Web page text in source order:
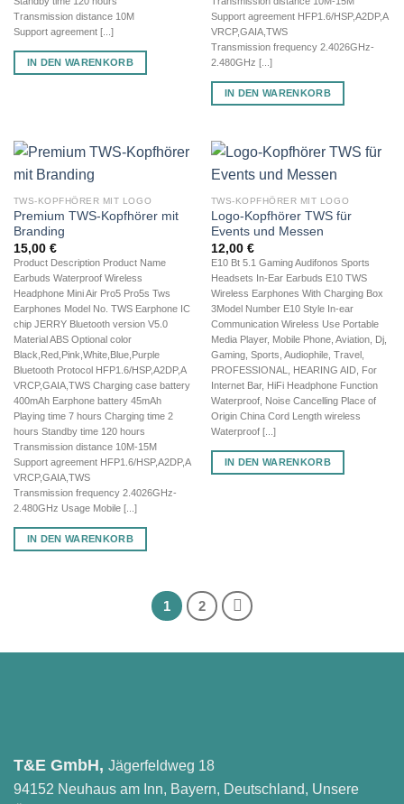
Transmission distance 10M
Support agreement [...]
IN DEN WARENKORB
Support agreement HFP1.6/HSP,A2DP,A
VRCP,GAIA,TWS
Transmission frequency 2.4026GHz-
2.480GHz [...]
IN DEN WARENKORB
TWS-KOPFHÖRER MIT LOGO
Premium TWS-Kopfhörer mit
Branding
15,00 €
Product Description Product Name
Earbuds Waterproof Wireless
Headphone Mini Air Pro5 Pro5s Tws
Earphones Model No. TWS Earphone IC
chip JERRY Bluetooth version V5.0
Material ABS Optional color
Black,Red,Pink,White,Blue,Purple
Bluetooth Protocol HFP1.6/HSP,A2DP,A
VRCP,GAIA,TWS Charging case battery
400mAh Earphone battery 45mAh
Playing time 7 hours Charging time 2
hours Standby time 120 hours
Transmission distance 10M-15M
Support agreement HFP1.6/HSP,A2DP,A
VRCP,GAIA,TWS
Transmission frequency 2.4026GHz-
2.480GHz Usage Mobile [...]
IN DEN WARENKORB
TWS-KOPFHÖRER MIT LOGO
Logo-Kopfhörer TWS für
Events und Messen
12,00 €
E10 Bt 5.1 Gaming Audifonos Sports
Headsets In-Ear Earbuds E10 TWS
Wireless Earphones With Charging Box
3Model Number E10 Style In-ear
Communication Wireless Use Portable
Media Player, Mobile Phone, Aviation, Dj,
Gaming, Sports, Audiophile, Travel,
PROFESSIONAL, HEARING AID, For
Internet Bar, HiFi Headphone Function
Waterproof, Noise Cancelling Place of
Origin China Cord Length wireless
Waterproof [...]
IN DEN WARENKORB
1 2
T&E GmbH, Jägerfeldweg 18
94152 Neuhaus am Inn, Bayern, Deutschland, Unsere